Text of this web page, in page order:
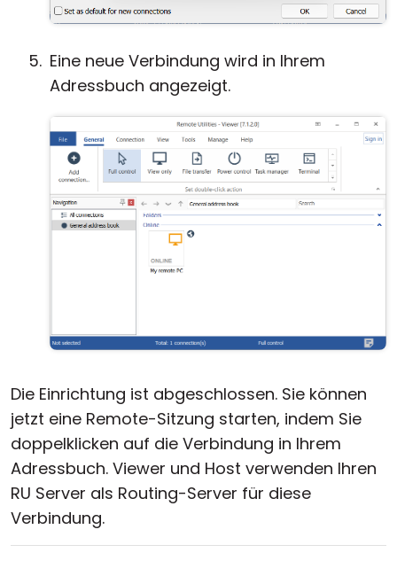
Eine neue Verbindung wird in Ihrem
Adressbuch angezeigt.
Die Einrichtung ist abgeschlossen. Sie können
jetzt eine Remote-Sitzung starten, indem Sie
doppelklicken auf die Verbindung in Ihrem
Adressbuch. Viewer und Host verwenden Ihren
RU Server als Routing-Server für diese
Verbindung.